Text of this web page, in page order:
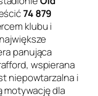
74 879
klubu i
panująca
wspierana
niepowtarzalna i
dla